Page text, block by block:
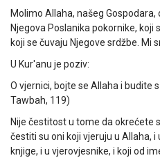
Molimo Allaha, našeg
Njegova Poslanika pokornike, koji
koji se čuvaju Njegove srdžbe. Mi
U Kur'anu je poziv:
O vjernici, bojte se Allaha i budite
Tawbah, 119)
Nije čestitost u tome da okrećete
čestiti su oni koji vjeruju u Allaha, i
knjige, i u vjerovjesnike, i koji od